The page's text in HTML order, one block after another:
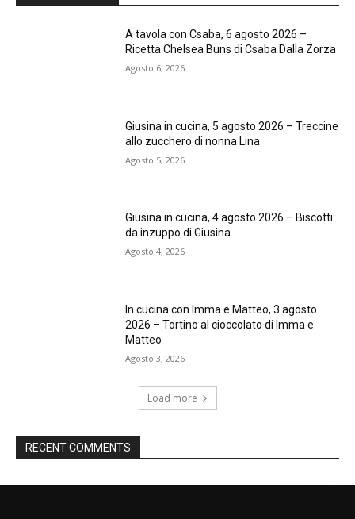
A tavola con Csaba, 6 agosto 2026 –
Ricetta Chelsea Buns di Csaba Dalla Zorza
Agosto 6, 2026
Giusina in cucina, 5 agosto 2026 – Treccine
allo zucchero di nonna Lina
Agosto 5, 2026
Giusina in cucina, 4 agosto 2026 – Biscotti
da inzuppo di Giusina.
Agosto 4, 2026
In cucina con Imma e Matteo, 3 agosto
2026 – Tortino al cioccolato di Imma e
Matteo
Agosto 3, 2026
Load more
RECENT COMMENTS